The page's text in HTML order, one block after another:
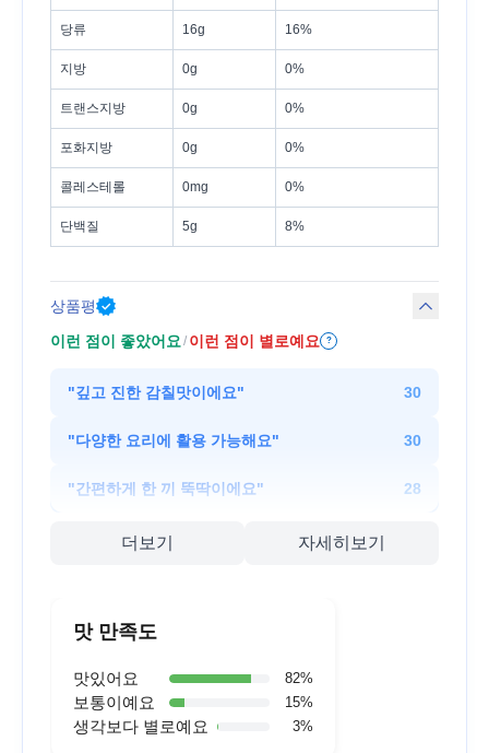
당류 16g 16%
지방 0g 0%
트랜스지방 0g 0%
포화지방 0g 0%
콜레스테롤 0mg 0%
단백질 5g 8%
상품평
이런 점이 좋았어요 / 이런 점이 별로예요 ?
"깊고 진한 감칠맛이에요" 30
"다양한 요리에 활용 가능해요" 30
"간편하게 한 끼 뚝딱이에요" 28
더보기 자세히보기
맛 만족도
맛있어요 82%
보통이예요 15%
생각보다 별로예요 3%